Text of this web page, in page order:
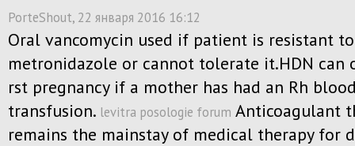
PorteShout, 22 января 2016 16:12
Oral vancomycin used if patient is resistant to
metronidazole or cannot tolerate it.HDN can
rst pregnancy if a mother has had an Rh
transfusion. levitra posologie forum Anticoagulant
remains the mainstay of medical therapy for